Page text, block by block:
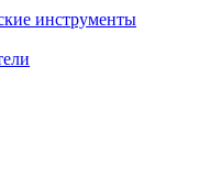
инструменты